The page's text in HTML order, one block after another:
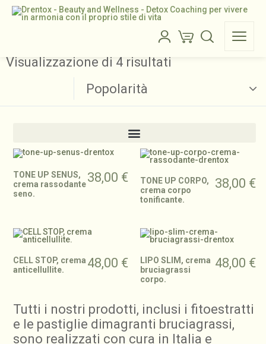
Visualizzazione di 4 risultati
Popolarità
TONE UP SENUS,
crema rassodante
seno.
38,00 €
TONE UP CORPO,
crema corpo
tonificante.
38,00 €
CELL STOP, crema
anticellullite.
48,00 €
LIPO SLIM, crema
bruciagrassi
corpo.
48,00 €
Tutti i nostri prodotti, inclusi i fitoestratti
e le pastiglie dimagranti bruciagrassi,
sono realizzati con cura in Italia e